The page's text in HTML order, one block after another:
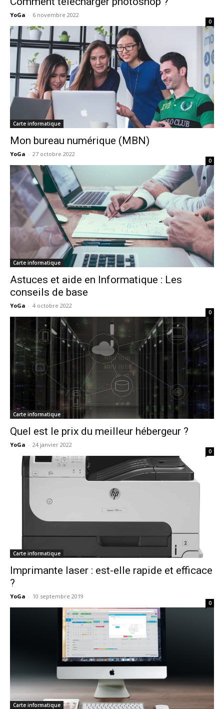
YoGa - 6 novembre 2022
0
Carte informatique
Mon bureau numérique (MBN)
YoGa - 27 octobre 2022
0
Carte informatique
Astuces et aide en Informatique : Les
conseils de base
YoGa - 4 octobre 2022
0
Carte informatique
Quel est le prix du meilleur hébergeur ?
YoGa - 24 janvier 2022
0
Carte informatique
Imprimante laser : est-elle rapide et efficace
?
YoGa - 10 septembre 2019
0
Carte informatique